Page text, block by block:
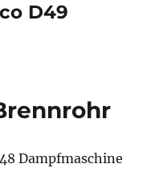
D49
Dampfmaschine